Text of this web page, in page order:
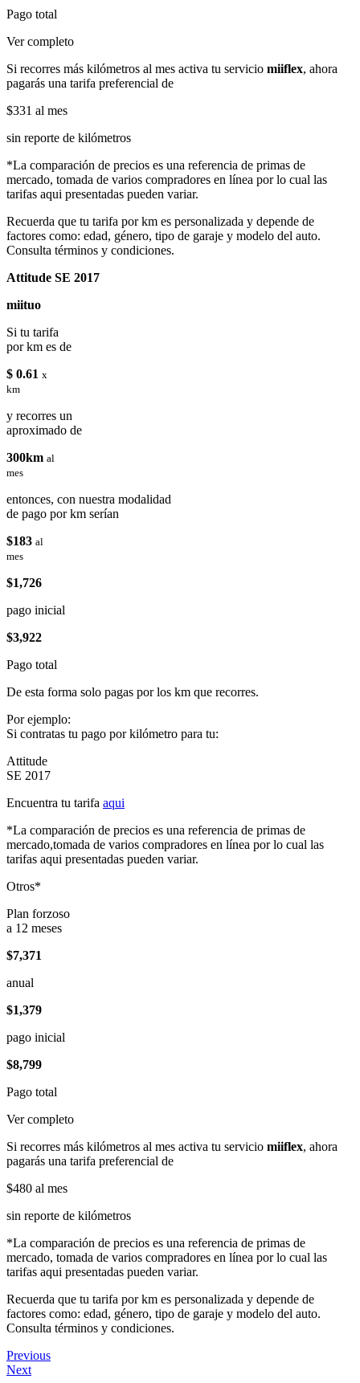
Pago total
Ver completo
Si recorres más kilómetros al mes activa tu servicio miiflex, ahora
pagarás una tarifa preferencial de
$331 al mes
sin reporte de kilómetros
*La comparación de precios es una referencia de primas de
mercado, tomada de varios compradores en línea por lo cual las
tarifas aqui presentadas pueden variar.
Recuerda que tu tarifa por km es personalizada y depende de
factores como: edad, género, tipo de garaje y modelo del auto.
Consulta términos y condiciones.
Attitude SE 2017
miituo
Si tu tarifa
por km es de
$ 0.61 x
km
y recorres un
aproximado de
300km al
mes
entonces, con nuestra modalidad
de pago por km serían
$183 al
mes
$1,726
pago inicial
$3,922
Pago total
De esta forma solo pagas por los km que recorres.
Por ejemplo:
Si contratas tu pago por kilómetro para tu:
Attitude
SE 2017
Encuentra tu tarifa aqui
*La comparación de precios es una referencia de primas de
mercado,tomada de varios compradores en línea por lo cual las
tarifas aqui presentadas pueden variar.
Otros*
Plan forzoso
a 12 meses
$7,371
anual
$1,379
pago inicial
$8,799
Pago total
Ver completo
Si recorres más kilómetros al mes activa tu servicio miiflex, ahora
pagarás una tarifa preferencial de
$480 al mes
sin reporte de kilómetros
*La comparación de precios es una referencia de primas de
mercado, tomada de varios compradores en línea por lo cual las
tarifas aqui presentadas pueden variar.
Recuerda que tu tarifa por km es personalizada y depende de
factores como: edad, género, tipo de garaje y modelo del auto.
Consulta términos y condiciones.
Previous
Next